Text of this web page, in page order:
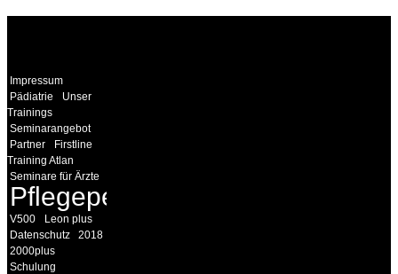
Impressum
Pädiatrie
Unser
Trainings
Seminarangebot
Partner
Firstline
Training Atlan
Seminare für Ärzte
Pflegepersonal
V500
Leon plus
Datenschutz
2018
2000plus
Schulung